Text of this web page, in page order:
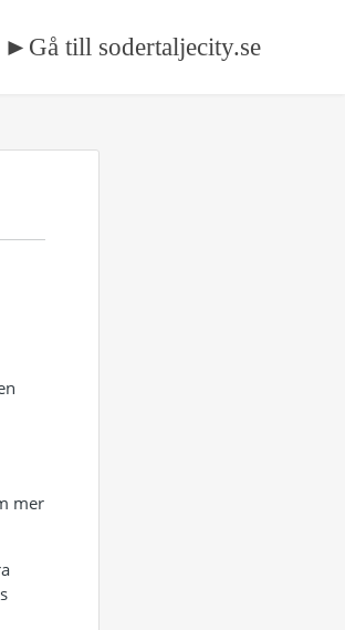
►Gå till sodertaljecity.se
mer